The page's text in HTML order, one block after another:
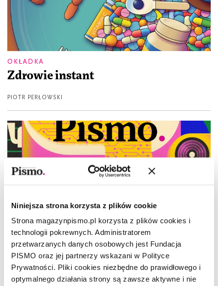
Niniejsza strona korzysta z plików cookie
Strona magazynpismo.pl korzysta z plików cookies i
technologii pokrewnych. Administratorem
przetwarzanych danych osobowych jest Fundacja
PISMO oraz jej partnerzy wskazani w Polityce
Prywatności. Pliki cookies niezbędne do prawidłowego i
optymalnego działania strony są zawsze aktywne i nie
OKŁADKA
Zdrowie instant
PIOTR PERŁOWSKI